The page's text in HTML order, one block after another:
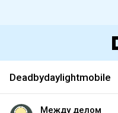
Deadbydaylightmobile
Между делом